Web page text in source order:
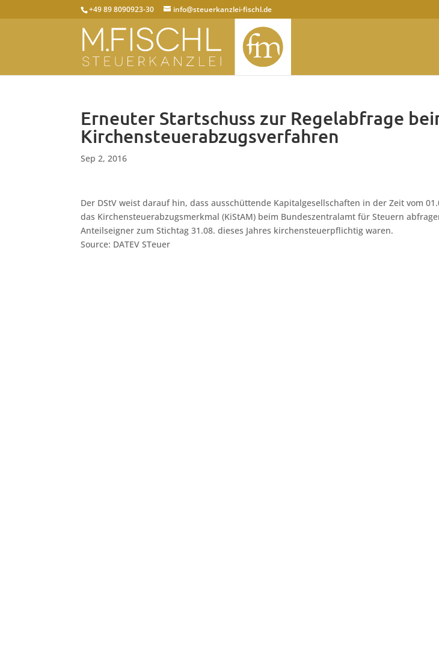
+49 89 8090923-30 info@steuerkanzlei-fischl.de
Erneuter Startschuss zur Regelabfrage
Kirchensteuerabzugsverfahren
Sep 2, 2016
Der DStV weist darauf hin, dass ausschüttende Kapitalgesellschaften in der Zeit vom
das Kirchensteuerabzugsmerkmal (KiStAM) beim Bundeszentralamt für Steuern
Anteilseigner zum Stichtag 31.08. dieses Jahres kirchensteuerpflichtig waren.
Source: DATEV STeuer